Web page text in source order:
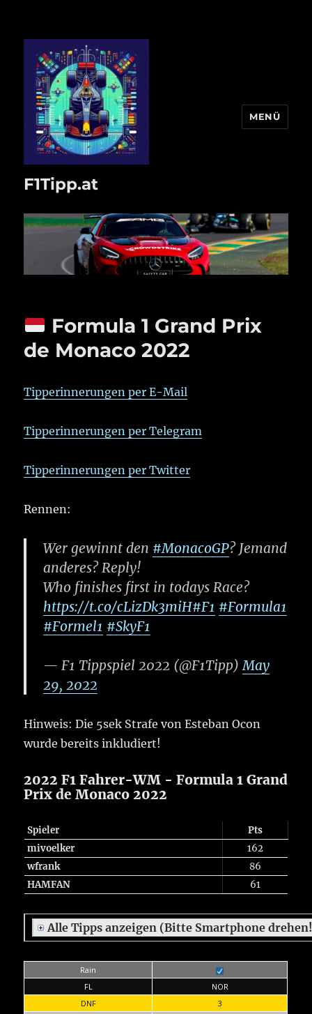
F1Tipp.at
MENÜ
Formula 1 Grand Prix
de Monaco 2022
Tipperinnerungen per E-Mail
Tipperinnerungen per Telegram
Tipperinnerungen per Twitter
Rennen:
Wer gewinnt den #MonacoGP? Jemand
anderes? Reply!
Who finishes first in todays Race?
https://t.co/cLizDk3miH#F1 #Formula1
#Formel1 #SkyF1
— F1 Tippspiel 2022 (@F1Tipp)May
29, 2022
Hinweis: Die 5sek Strafe von Esteban Ocon
wurde bereits inkludiert!
2022 F1 Fahrer-WM - Formula 1 Grand
Prix de Monaco 2022
Spieler
Pts
mivoelker
162
wfrank
86
HAMFAN
61
Alle Tipps anzeigen (Bitte Smartphone
Rain
FL
NOR
DNF
3